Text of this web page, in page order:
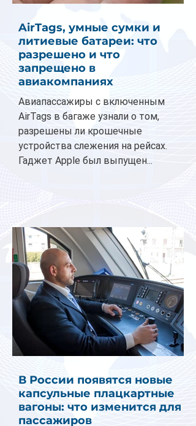
AirTags, умные сумки и
литиевые батареи: что
разрешено и что
запрещено в
авиакомпаниях
Авиапассажиры с включенным
AirTags в багаже узнали о том,
разрешены ли крошечные
устройства слежения на рейсах.
Гаджет Apple был выпущен...
В России появятся новые
капсульные плацкартные
вагоны: что изменится для
пассажиров